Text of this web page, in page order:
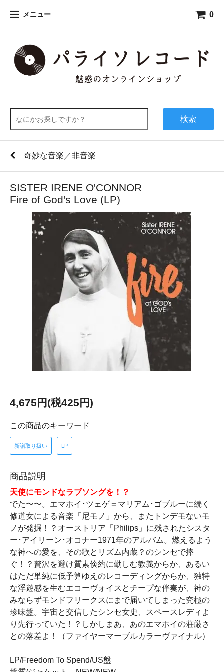
メニュー 0
検索
奇妙な音楽／非音楽
SISTER IRENE O'CONNOR
Fire of God's Love (LP)
4,675円(税425円)
この商品のキーワード
新譜取り扱い LP
商品説明
天使にモンドなラブソングを！？
でた〜〜。エマホイ･ツェゲ＝マリアム･ゴブルーに続く
修道女による音楽「尼モノ」から、またトンデモないモ
ノが発掘！？オーストリア「Philips」に残されたシスタ
ー･アイリーン･オコナー1971年のアルバム。燃えるよう
な神への愛を、その歌とリズム内蔵？のシンセで捧
ぐ！？贅沢を避け質素倹約に勤しむ教義からか、あるい
はただ単純に低予算ゆえのレコーディングからか、独特
な浮遊感を生むエコーヴォイスとチープな伴奏が、神の
みならずモンドフリークスにまで届いてしまった究極の
珍味盤。宇宙と交信したシンセ女史、スペースレディよ
り先行っていた！？しかしまあ、あのエマホイの荘厳さ
との落差よ！（ファイヤーマーブルカラーヴァイナル）
LP/Freedom To Spend/US盤